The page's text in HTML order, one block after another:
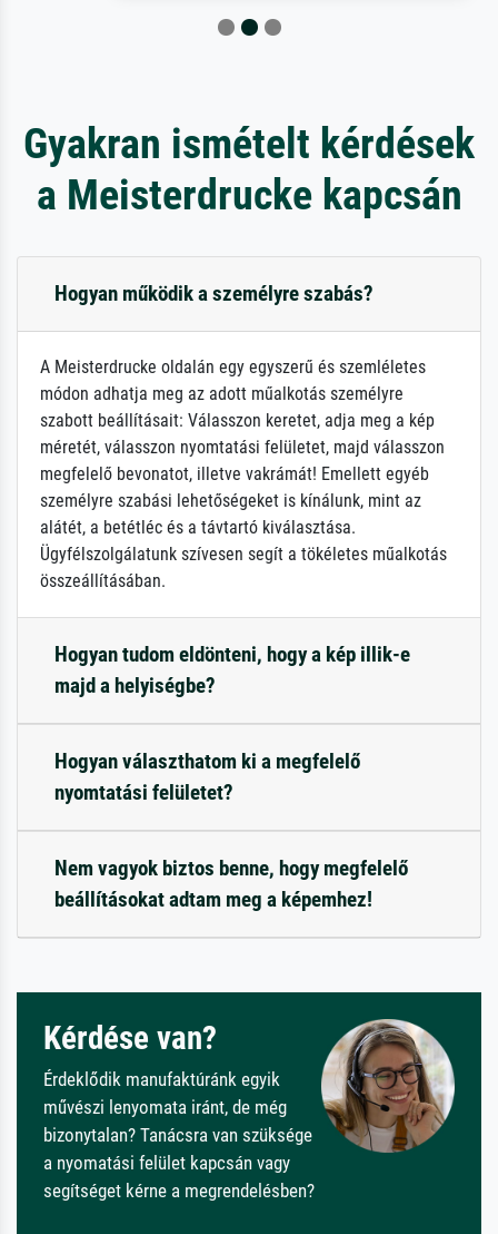
Gyakran ismételt kérdések
a Meisterdrucke kapcsán
Hogyan működik a személyre szabás?
A Meisterdrucke oldalán egy egyszerű és szemléletes
módon adhatja meg az adott műalkotás személyre
szabott beállításait: Válasszon keretet, adja meg a kép
méretét, válasszon nyomtatási felületet, majd válasszon
megfelelő bevonatot, illetve vakrámát! Emellett egyéb
személyre szabási lehetőségeket is kínálunk, mint az
alátét, a betétléc és a távtartó kiválasztása.
Ügyfélszolgálatunk szívesen segít a tökéletes műalkotás
összeállításában.
Hogyan tudom eldönteni, hogy a kép illik-e
majd a helyiségbe?
Hogyan választhatom ki a megfelelő
nyomtatási felületet?
Nem vagyok biztos benne, hogy megfelelő
beállításokat adtam meg a képemhez!
Kérdése van?
Érdeklődik manufaktúránk egyik
művészi lenyomata iránt, de még
bizonytalan? Tanácsra van szüksége
a nyomatási felület kapcsán vagy
segítséget kérne a megrendelésben?